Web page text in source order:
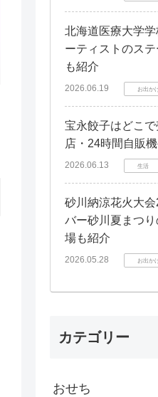
北海道医療大学
ーティストのス
も紹介
2026.06.19 お出か
宝永餃子はどこ
店・24時間自販
2026.06.13 生活
砂川納涼花火大
バー砂川夏まつ
場も紹介
2026.05.28 お出か
カテゴリー
おせち